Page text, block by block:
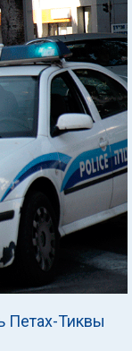
Петах-Тиквы